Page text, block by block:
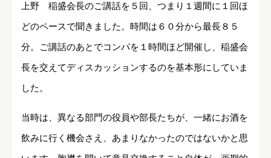
上野 稲盛会長のご講話を５回、つまり１週間に１回ほ
どのペースで聞きました。時間は６０分から最長８５
分。ご講話のあとでコンパを１時間ほど開催し、稲盛会
長を交えてディスカッションするのを基本形にしていま
した。
当時は、異なる部門の役員や部長たちが、一緒にお酒を
飲みに行く機会さえ、あまりなかったのではないかと思